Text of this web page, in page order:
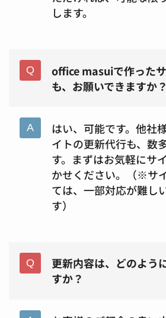
します。
office masuiで作った
も、お願いできますか？
はい、可能です。他社
イトの更新代行も、数
す。まずはお気軽にサ
かせください。（※サ
ては、一部対応が難し
す）
更新内容は、どのよう
すか？